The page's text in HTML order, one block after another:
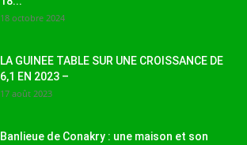
18 octobre 2024
LA GUINEE TABLE SUR UNE CROISSANCE DE
6,1 EN 2023 –
17 août 2023
Banlieue de Conakry : une maison et son